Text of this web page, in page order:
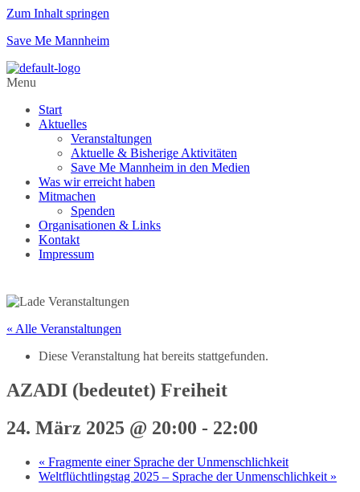
Zum Inhalt springen
Save Me Mannheim
Menu
Start
Aktuelles
Veranstaltungen
Aktuelle & Bisherige Aktivitäten
Save Me Mannheim in den Medien
Was wir erreicht haben
Mitmachen
Spenden
Organisationen & Links
Kontakt
Impressum
« Alle Veranstaltungen
Diese Veranstaltung hat bereits stattgefunden.
AZADI (bedeutet) Freiheit
24. März 2025 @ 20:00 - 22:00
« Fragmente einer Sprache der Unmenschlichkeit
Weltflüchtlingstag 2025 – Sprache der Unmenschlichkeit »